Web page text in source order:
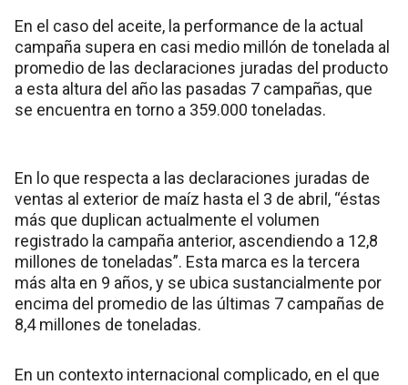
En el caso del aceite, la performance de la actual
campaña supera en casi medio millón de tonelada al
promedio de las declaraciones juradas del producto
a esta altura del año las pasadas 7 campañas, que
se encuentra en torno a 359.000 toneladas.
En lo que respecta a las declaraciones juradas de
ventas al exterior de maíz hasta el 3 de abril, “éstas
más que duplican actualmente el volumen
registrado la campaña anterior, ascendiendo a 12,8
millones de toneladas”. Esta marca es la tercera
más alta en 9 años, y se ubica sustancialmente por
encima del promedio de las últimas 7 campañas de
8,4 millones de toneladas.
En un contexto internacional complicado, en el que